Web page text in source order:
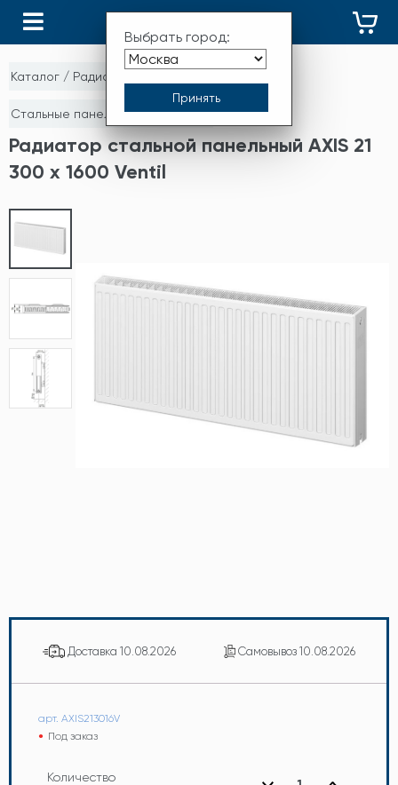
Выбрать город:
Каталог / Радиаторы отопления
Стальные панельные радиаторы
Радиатор стальной панельный AXIS 21
300 x 1600 Ventil
Доставка 10.08.2026 Самовывоз 10.08.2026
арт. AXIS213016V
Под заказ
Количество